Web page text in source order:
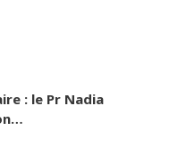
: le Pr Nadia